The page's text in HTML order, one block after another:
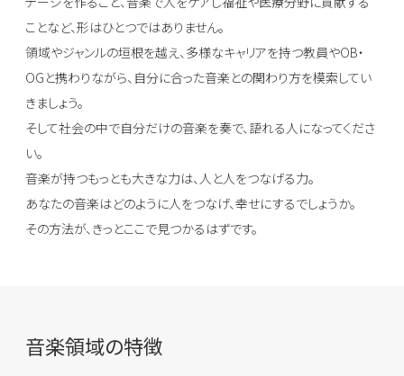
ことなど、形はひとつではありません。
領域やジャンルの垣根を越え、多様なキャリアを持つ教員やOB・
OGと携わりながら、自分に合った音楽との関わり方を模索してい
きましょう。
そして社会の中で自分だけの音楽を奏で、語れる人になってくださ
い。
音楽が持つもっとも大きな力は、人と人をつなげる力。
あなたの音楽はどのように人をつなげ、幸せにするでしょうか。
その方法が、きっとここで見つかるはずです。
音楽領域の特徴